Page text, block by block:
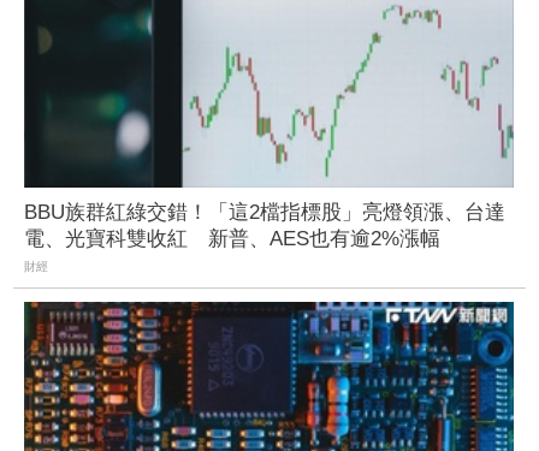
BBU族群紅綠交錯！「這2檔指標股」亮燈領漲、台達
電、光寶科雙收紅 新普、AES也有逾2%漲幅
財經